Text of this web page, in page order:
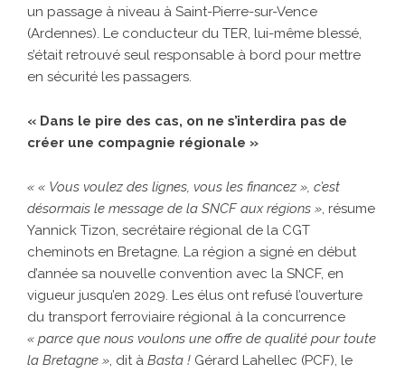
un passage à niveau à Saint-Pierre-sur-Vence
(Ardennes). Le conducteur du TER, lui-même blessé,
s’était retrouvé seul responsable à bord pour mettre
en sécurité les passagers.
« Dans le pire des cas, on ne s’interdira pas de
créer une compagnie régionale »
« « Vous voulez des lignes, vous les financez », c’est
désormais le message de la SNCF aux régions », résume
Yannick Tizon, secrétaire régional de la CGT
cheminots en Bretagne. La région a signé en début
d’année sa nouvelle convention avec la SNCF, en
vigueur jusqu’en 2029. Les élus ont refusé l’ouverture
du transport ferroviaire régional à la concurrence
« parce que nous voulons une offre de qualité pour toute
la Bretagne », dit à Basta ! Gérard Lahellec (PCF), le